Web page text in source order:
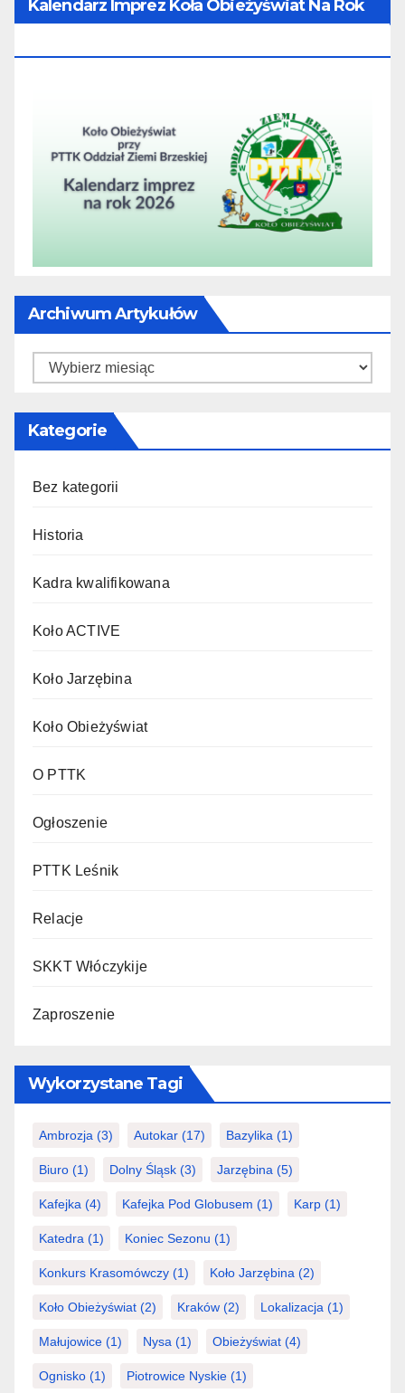
Kalendarz Imprez Koła Obieżyświat Na Rok
Archiwum Artykułów
Archiwum
Kategorie
Bez kategorii
Historia
Kadra kwalifikowana
Koło ACTIVE
Koło Jarzębina
Koło Obieżyświat
O PTTK
Ogłoszenie
PTTK Leśnik
Relacje
SKKT Włóczykije
Zaproszenie
Wykorzystane Tagi
Ambrozja (3) Autokar (17) Bazylika (1)
Biuro (1) Dolny Śląsk (3) Jarzębina (5)
Kafejka (4) Kafejka Pod Globusem (1) Karp (1)
Katedra (1) Koniec Sezonu (1)
Konkurs Krasomówczy (1) Koło Jarzębina (2)
Koło Obieżyświat (2) Kraków (2) Lokalizacja (1)
Małujowice (1) Nysa (1) Obieżyświat (4)
Ognisko (1) Piotrowice Nyskie (1)